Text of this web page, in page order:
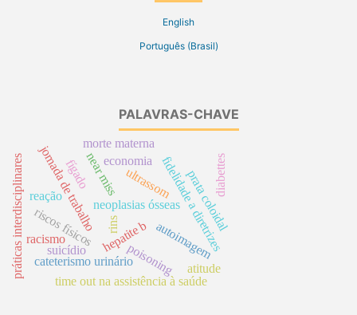
English
Português (Brasil)
PALAVRAS-CHAVE
hepatite b
neoplasias ósseas
poisoning
ultrassom
cateterismo urinário
near miss
time out na assistência à saúde
fidelidade a diretrizes
jornada de trabalho
riscos físicos autoimagem
morte materna
práticas interdisciplinares economia
suicídio
reação prata coloidal
diabettes
fígado
rins
racismo
atitude